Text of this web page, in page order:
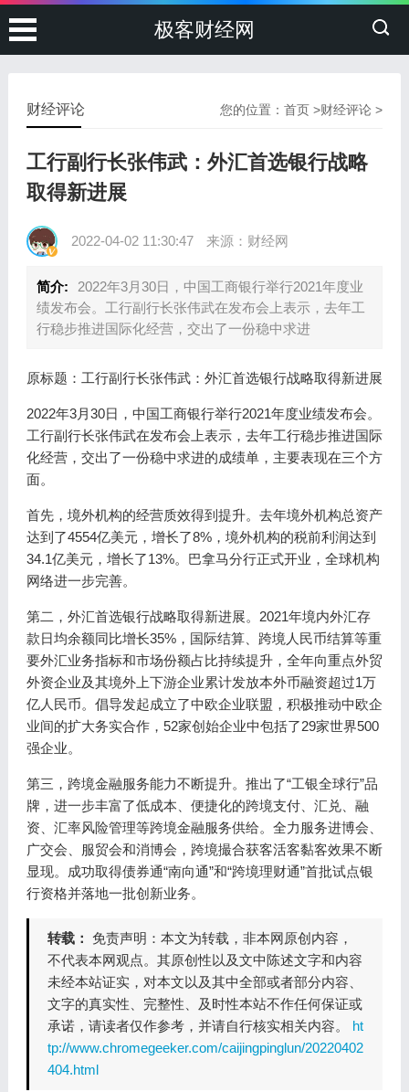
极客财经网
您的位置：首页 >财经评论 >
财经评论
工行副行长张伟武：外汇首选银行战略
取得新进展
2022-04-02 11:30:47 来源：财经网
简介:
2022年3月30日，中国工商银行举行2021年度业
绩发布会。工行副行长张伟武在发布会上表示，去年工
行稳步推进国际化经营，交出了一份稳中求进
原标题：工行副行长张伟武：外汇首选银行战略取得新进展
2022年3月30日，中国工商银行举行2021年度业绩发布会。
工行副行长张伟武在发布会上表示，去年工行稳步推进国际
化经营，交出了一份稳中求进的成绩单，主要表现在三个方
面。
首先，境外机构的经营质效得到提升。去年境外机构总资产
达到了4554亿美元，增长了8%，境外机构的税前利润达到
34.1亿美元，增长了13%。巴拿马分行正式开业，全球机构
网络进一步完善。
第二，外汇首选银行战略取得新进展。2021年境内外汇存
款日均余额同比增长35%，国际结算、跨境人民币结算等重
要外汇业务指标和市场份额占比持续提升，全年向重点外贸
外资企业及其境外上下游企业累计发放本外币融资超过1万
亿人民币。倡导发起成立了中欧企业联盟，积极推动中欧企
业间的扩大务实合作，52家创始企业中包括了29家世界500
强企业。
第三，跨境金融服务能力不断提升。推出了“工银全球行”品
牌，进一步丰富了低成本、便捷化的跨境支付、汇兑、融
资、汇率风险管理等跨境金融服务供给。全力服务进博会、
广交会、服贸会和消博会，跨境撮合获客活客黏客效果不断
显现。成功取得债券通“南向通”和“跨境理财通”首批试点银
行资格并落地一批创新业务。
转载： 免责声明：本文为转载，非本网原创内容，
不代表本网观点。其原创性以及文中陈述文字和内容
未经本站证实，对本文以及其中全部或者部分内容、
文字的真实性、完整性、及时性本站不作任何保证或
承诺，请读者仅作参考，并请自行核实相关内容。 ht
tp://www.chromegeeker.com/caijingpinglun/20220402
404.html